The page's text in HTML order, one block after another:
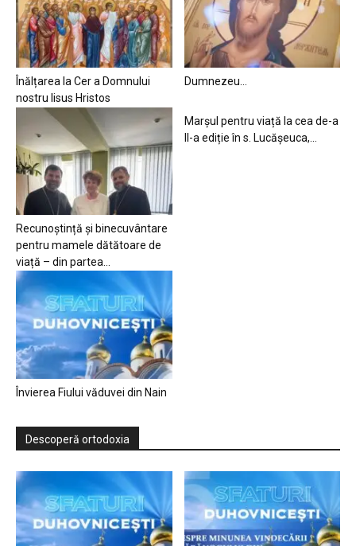
Înălțarea la Cer a Domnului
nostru Iisus Hristos
Dumnezeu…
Recunoștință și binecuvântare
pentru mamele dătătoare de
viață – din partea...
Marșul pentru viață la cea de-a
II-a ediție în s. Lucășeuca,...
Învierea Fiului văduvei din Nain
Descoperă ortodoxia